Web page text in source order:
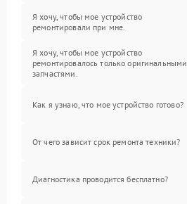
Я хочу, чтобы мое устройство
ремонтировали при мне.
Я хочу, чтобы мое устройство
ремонтировалось только оригинальными
запчастями.
Как я узнаю, что мое устройство готово?
От чего зависит срок ремонта техники?
Диагностика проводится бесплатно?